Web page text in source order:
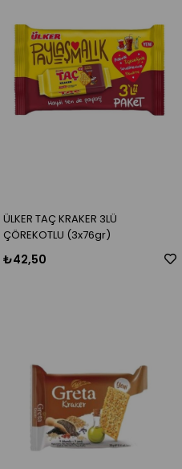
ÜLKER TAÇ KRAKER 3LÜ
ÇÖREKOTLU (3x76gr)
₺42,50